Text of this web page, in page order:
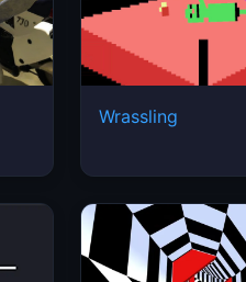
Wrassling